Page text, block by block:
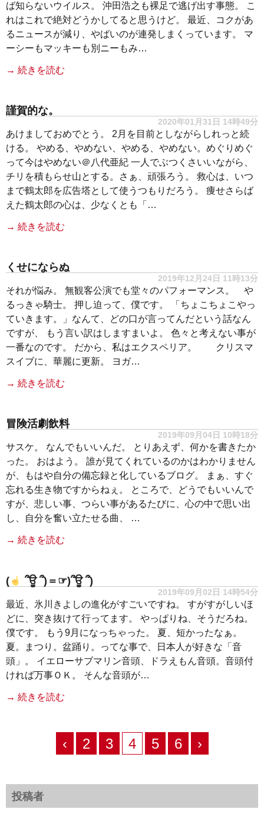
ば知らないウイルス。 沖田浩之も裸足で逃げ出す事態。 こ
れはこれで絶対どうかしてると思うけど。 最近、コクがあ
るニュースが減り、やばいのが連発しまくっています。 マ
ーシーもマッキーも別ニーもみ…
→ 続きを読む
謹賀的な。
2020年01月31日 14時49分
あけましておめでとう。 2月を目前としながらしれっと続
ける。 やめる、やめない、やめる、やめない。めぐりめぐ
って今はやめない＠八代亜紀 一人でぶつくさいいながら、
チリを積もらせ山とする。さぁ、頑張ろう。 救心は、いつ
まで鶴太郎を広告塔として使うつもりだろう。 痩せさらば
えた鶴太郎の心は、少なくとも「…
→ 続きを読む
くせにならぬ
2019年12月24日 11時13分
それが悩み。 無観客公演でも堂々のパフォーマンス。 や
るっきゃ騎士。 押し迫って、僕です。 「ちょこちょこやっ
ていきます。」なんて、どの口が言ってんだという話なん
ですが、 もう言い訳はしますまいよ。 色々と考えない事が
一番なのです。 だから、私はエクスペリア。 クリスマ
スイブに、華麗に更新。 ヨガ…
→ 続きを読む
冒険活劇飲料
2019年09月04日 10時18分
サスケ。 なんでもいいんだ。 とりあえず、何かを書きたか
った。 おはよう。 誰が見てくれているのかはわかりません
が、もはや自分の備忘録と化しているブログ。 まぁ、すぐ
忘れる生き物ですからねぇ。 ところで、どうでもいいんで
すが、悲しい事、つらい事があるたびに、心の中で思い出
し、自分を奮い立たせる曲、 …
→ 続きを読む
( ՞ਊ ՞)＝☞)՞ਊ ՞)
2019年09月02日 14時54分
最近、氷川きよしの進化がすごいですね。 すがすがしいほ
どに、突き抜けて行ってます。 やっぱりね、そうだろね。
僕です。 もう9月になっちゃった。 夏、短かったなぁ。
夏。まつり。盆踊り。ってな事で、日本人が好きな「音
頭」。 イエローサブマリン音頭、ドラえもん音頭。音頭付
ければ万事ＯＫ。 そんな音頭が…
→ 続きを読む
‹ 2 3 4 5 6 ›
投稿者